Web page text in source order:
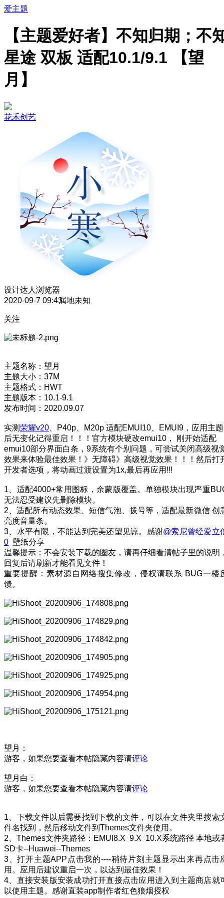
爱主题
【主题爱好者】不知归期；不
星途 双板 适配10.1/9.1 【望
月】
花禾创艺
设计达人 浏览器
2020-09-7 09:43属地未知
关注
主题名称：望月
主题大小：37M
主题格式：HWT
主题版本：10.1-9.1
发布时间：2020.09.07
实测荣耀v20 、P40p、M20p 适配EMUI10、EMUI9，应用主题
后无变化记得重启！！！官方模块硬改emui10， 刚开始适配
emui10部分界面白条，9系统有个别问题，可尝试关闭高级视
效果来体验最佳效果！》无障碍》高级视觉效果！！！然后打
开发者选项，将动画过渡设置为1x,最后再应用!!!
1、适配4000+常用图标，余蒙版覆盖。单独模块出现严重
无法忍受建议先删除模块。
2、适配所有动态效果、短信气泡、拨号等，适配最新微信 创
亮度音量条。
3、水平有限，不能达到完美还望见谅。感谢@索尼曾经爱立
0 壁纸分享
温馨提示：不会安装下载的圈友，请再仔细看清帖子里的说明
回复后请刷新才能看见文件！
重要提醒：素材源自网络搜集修改，侵权请联系 BUG一楼
馈。
望月：
游客，如果您要查看本帖隐藏内容请评论
望月白：
游客，如果您要查看本帖隐藏内容请评论
1、下载文件以后需要找到下载的文件，可以在文件夹里搜索
件名找到，然后移动文件到Themes文件夹使用。
2、Themes文件夹路径：EMUI8.X 9.X 10.X系统路径 本地或
SD卡--Huawei--Themes
3、打开主题APP点击我的----稍待片刻主题显示出来再点击
用。应用后建议重启一次，以达到最佳效果！
4、直接安装版安装成功打开直接点击应用进入到主题商店就
以使用主题。感谢直装app制作者红色狼烟授权